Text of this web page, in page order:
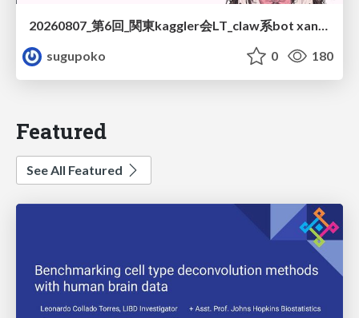
20260807_第6回_関東kaggler会LT_claw系bot xangiと始める、"寂しくない" kaggle
sugupoko
0 180
Featured
See All Featured